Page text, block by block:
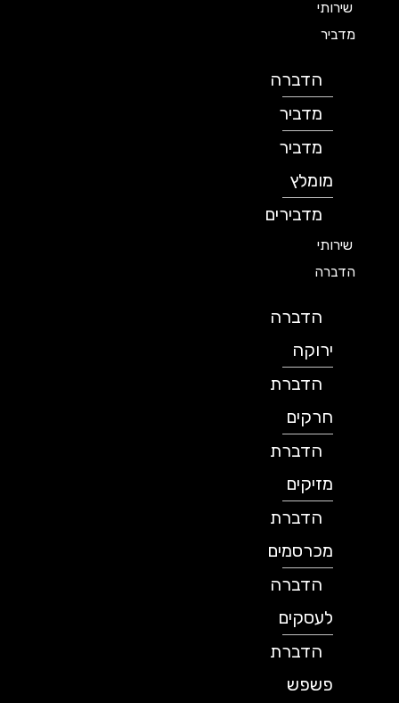
שירותי
מדביר
הדברה
מדביר
מדביר
מומלץ
מדבירים
שירותי
הדברה
הדברה
ירוקה
הדברת
חרקים
הדברת
מזיקים
הדברת
מכרסמים
הדברה
לעסקים
הדברת
פשפש